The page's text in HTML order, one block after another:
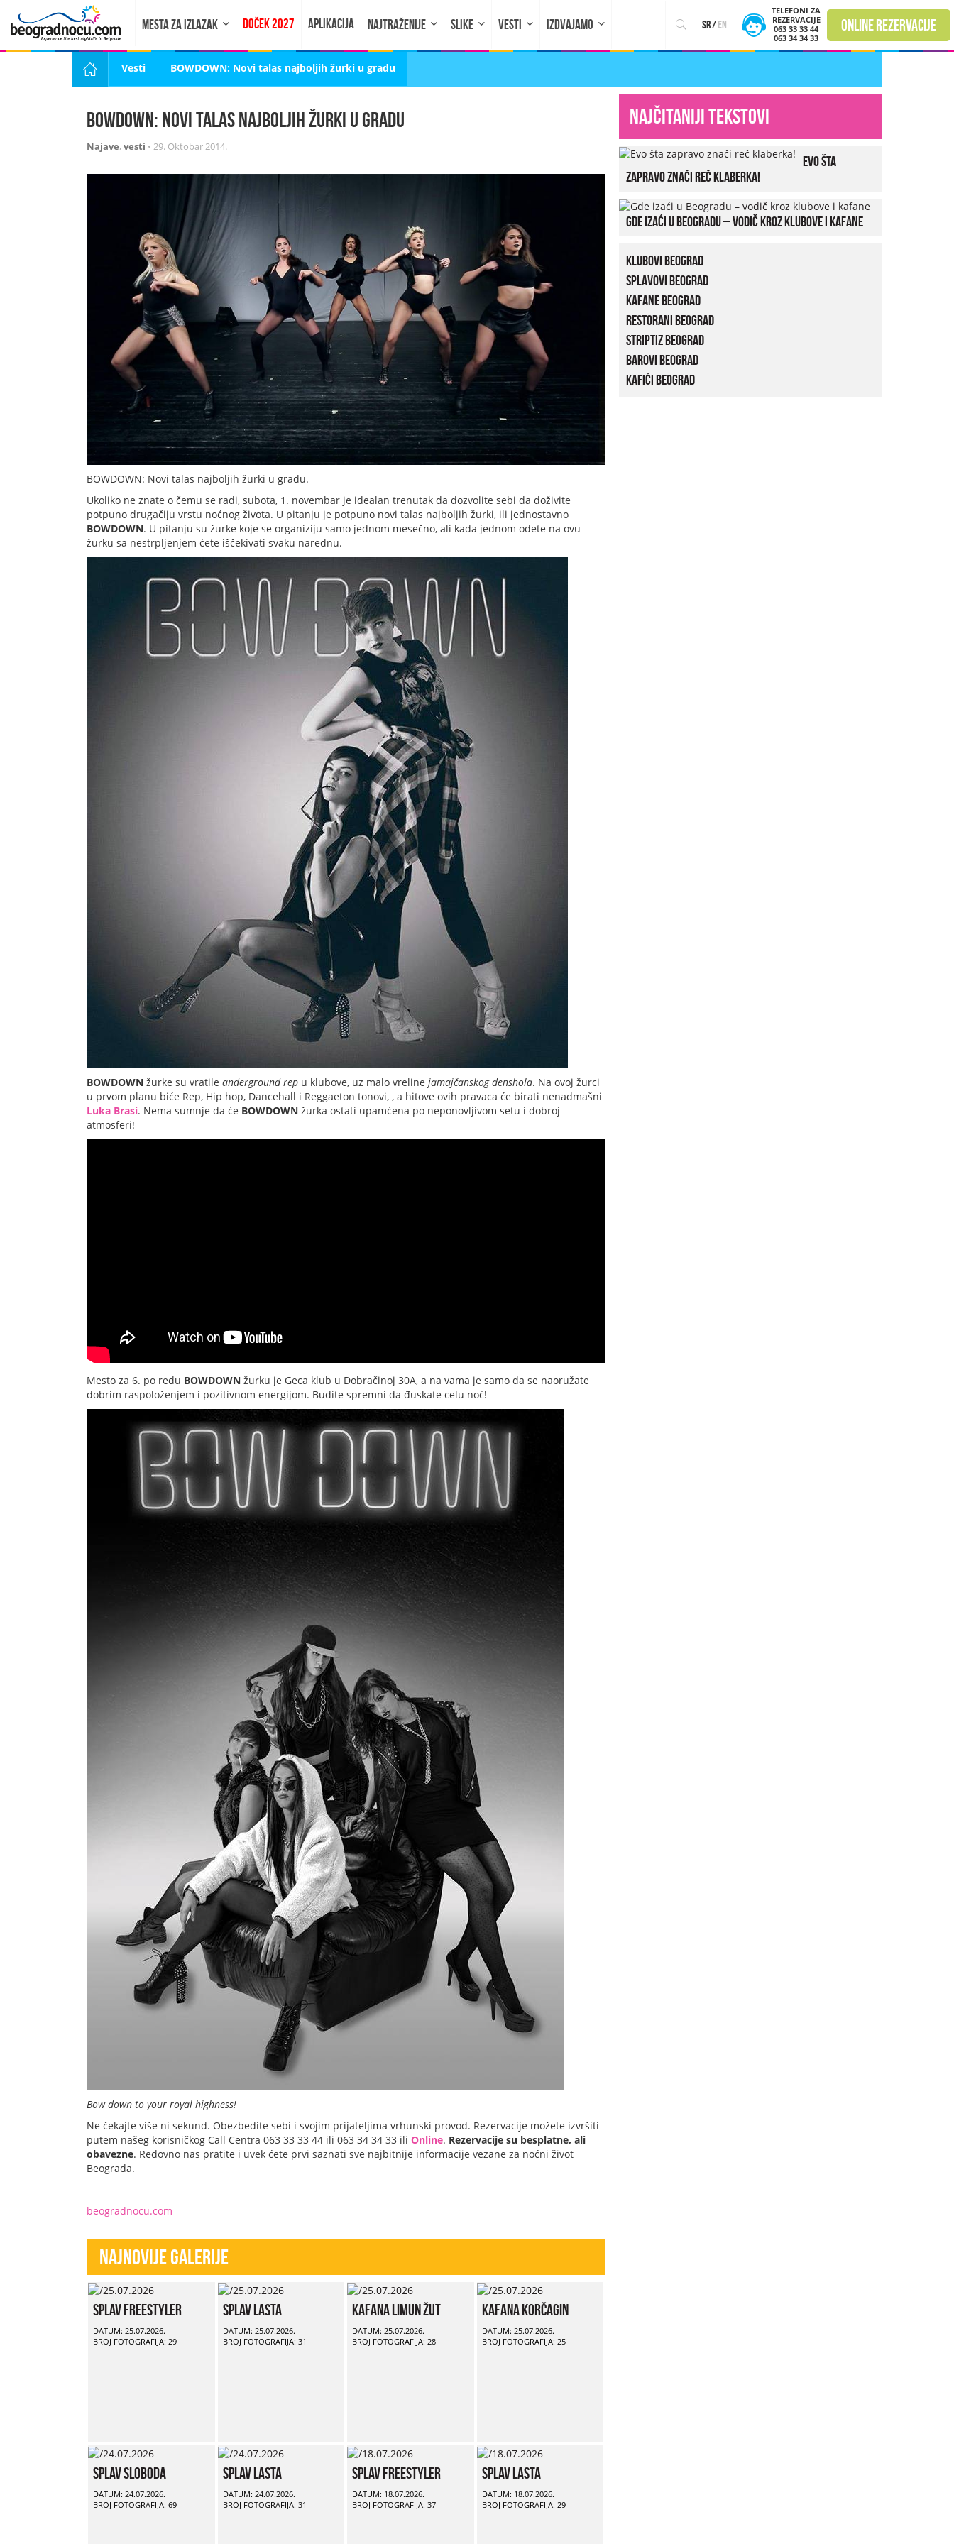
MESTA ZA IZLAZAK DOČEK 2027 APLIKACIJA NAJTRAŽENIJE SLIKE VESTI IZDVAJAMO sr/en
TELEFONI ZA
REZERVACIJE
063 33 33 44
063 34 34 33
online rezervacije
Vesti BOWDOWN: Novi talas najboljih žurki u gradu
BOWDOWN: Novi talas najboljih žurki u gradu
Najave, vesti • 29. Oktobar 2014.
BOWDOWN: Novi talas najboljih žurki u gradu.
Ukoliko ne znate o čemu se radi, subota, 1. novembar je idealan trenutak da dozvolite sebi da doživite
potpuno drugačiju vrstu noćnog života. U pitanju je potpuno novi talas najboljih žurki, ili jednostavno
BOWDOWN. U pitanju su žurke koje se organiziju samo jednom mesečno, ali kada jednom odete na ovu
žurku sa nestrpljenjem ćete iščekivati svaku narednu.
BOWDOWN žurke su vratile anderground rep u klubove, uz malo vreline jamajčanskog denshola. Na ovoj žurci
u prvom planu biće Rep, Hip hop, Dancehall i Reggaeton tonovi, , a hitove ovih pravaca će birati nenadmašni
Luka Brasi. Nema sumnje da će BOWDOWN žurka ostati upamćena po neponovljivom setu i dobroj
atmosferi!
Mesto za 6. po redu BOWDOWN žurku je Geca klub u Dobračinoj 30A, a na vama je samo da se naoružate
dobrim raspoloženjem i pozitivnom energijom. Budite spremni da đuskate celu noć!
Bow down to your royal highness!
Ne čekajte više ni sekund. Obezbedite sebi i svojim prijateljima vrhunski provod. Rezervacije možete izvršiti
putem našeg korisničkog Call Centra 063 33 33 44 ili 063 34 34 33 ili Online. Rezervacije su besplatne, ali
obavezne. Redovno nas pratite i uvek ćete prvi saznati sve najbitnije informacije vezane za noćni život
Beograda.
beogradnocu.com
Najnovije Galerije
Splav Freestyler
DATUM: 25.07.2026.
BROJ FOTOGRAFIJA: 29
Splav Lasta
DATUM: 25.07.2026.
BROJ FOTOGRAFIJA: 31
Kafana Limun Žut
DATUM: 25.07.2026.
BROJ FOTOGRAFIJA: 28
Kafana Korčagin
DATUM: 25.07.2026.
BROJ FOTOGRAFIJA: 25
Splav Sloboda
DATUM: 24.07.2026.
BROJ FOTOGRAFIJA: 69
Splav Lasta
DATUM: 24.07.2026.
BROJ FOTOGRAFIJA: 31
Splav Freestyler
DATUM: 18.07.2026.
BROJ FOTOGRAFIJA: 37
Splav Lasta
DATUM: 18.07.2026.
BROJ FOTOGRAFIJA: 29
Najčitaniji tekstovi
Evo šta
zapravo znači reč klaberka!
Gde izaći u Beogradu – vodič kroz klubove i kafane
Klubovi Beograd
Splavovi Beograd
Kafane Beograd
Restorani Beograd
Striptiz Beograd
Barovi Beograd
Kafići Beograd